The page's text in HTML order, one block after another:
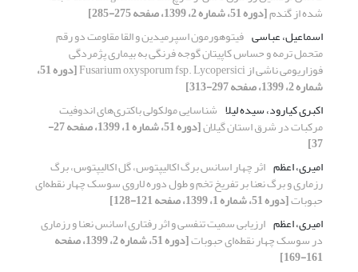
شده از گندم[دوره 51، شماره 2، 1399، صفحه 275-285]
اسماعیل، عباسی فیتوهورمون اسپرمیدین و القا مقاومت دو رقم
متحمل ترمه و حساس کاپیتان گوجه فرنگی به بیماری پژمردگی
فوزاریومی ناشی از Fusarium oxysporum fsp. Lycopersici [دوره 51،
شماره 2، 1399، صفحه 297-313]
اکبری کیارود، سیده لیلا شناسایی مولکولی باکتری‌های اندوفیت‌
مرکبات در شرق استان گیلان [دوره 51، شماره 1، 1399، صفحه 27-
37]
امیری، اعظم اثر چهار اسانس برگ اکالیپتوس، گل اکالیپتوس، برگ
رزماری و برگ نعنا بر تفریخ تخم و طول دوره لاروی سوسک چهار نقطه‌ای
حبوبات[دوره 51، شماره 1، 1399، صفحه 121-128]
امیری، اعظم ارزیابی سمیت تنفسی و اثر رفتاری اسانس نعنا و رزماری
در سوسک چهار نقطه‌ای حبوبات [دوره 51، شماره 2، 1399، صفحه
161-169]